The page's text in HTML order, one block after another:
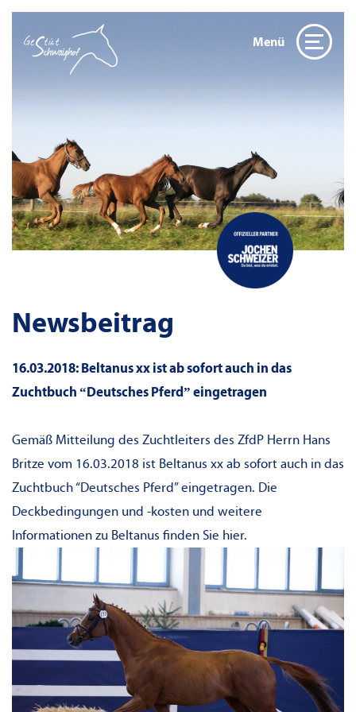
Menü
Newsbeitrag
16.03.2018: Beltanus xx ist ab sofort auch in das
Zuchtbuch “Deutsches Pferd” eingetragen
Gemäß Mitteilung des Zuchtleiters des ZfdP Herrn Hans
Britze vom 16.03.2018 ist Beltanus xx ab sofort auch in das
Zuchtbuch “Deutsches Pferd” eingetragen. Die
Deckbedingungen und -kosten und weitere
Informationen zu Beltanus finden Sie hier.